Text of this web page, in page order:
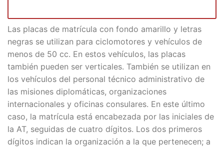
Las placas de matrícula con fondo amarillo y letras
negras se utilizan para ciclomotores y vehículos de
menos de 50 cc. En estos vehículos, las placas
también pueden ser verticales. También se utilizan en
los vehículos del personal técnico administrativo de
las misiones diplomáticas, organizaciones
internacionales y oficinas consulares. En este último
caso, la matrícula está encabezada por las iniciales de
la AT, seguidas de cuatro dígitos. Los dos primeros
dígitos indican la organización a la que pertenecen; a